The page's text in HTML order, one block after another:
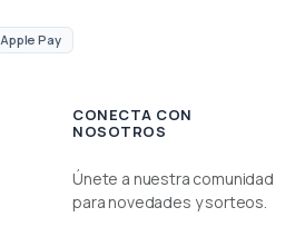
Apple Pay
CONECTA CON
NOSOTROS
Únete a nuestra comunidad
para novedades y sorteos.